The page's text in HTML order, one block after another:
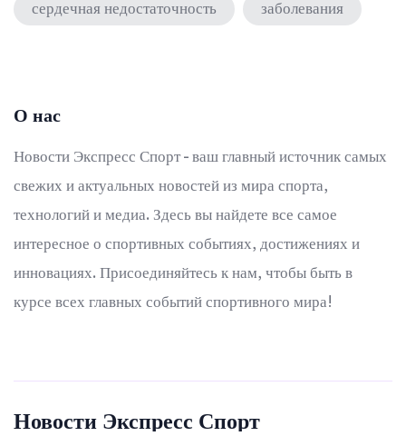
сердечная недостаточность заболевания
О нас
Новости Экспресс Спорт - ваш главный источник самых
свежих и актуальных новостей из мира спорта,
технологий и медиа. Здесь вы найдете все самое
интересное о спортивных событиях, достижениях и
инновациях. Присоединяйтесь к нам, чтобы быть в
курсе всех главных событий спортивного мира!
Новости Экспресс Спорт